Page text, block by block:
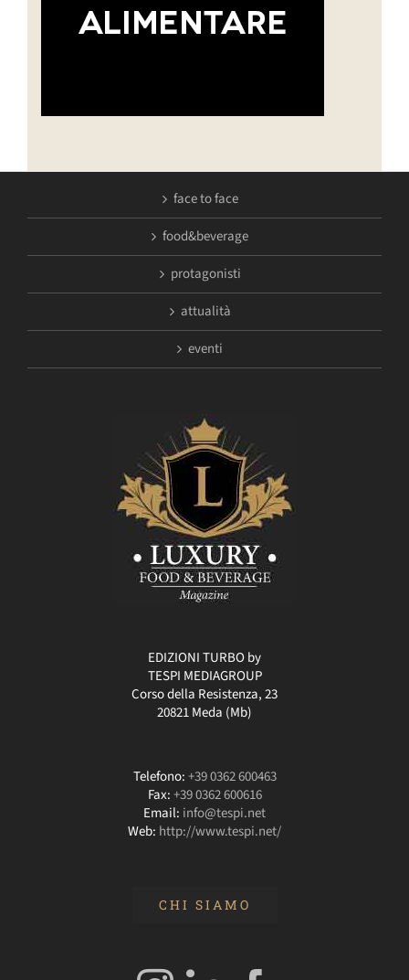
face to face
food&beverage
protagonisti
attualità
eventi
EDIZIONI TURBO by
TESPI MEDIAGROUP
Corso della Resistenza, 23
20821 Meda (Mb)
Telefono:+39 0362 600463
Fax:+39 0362 600616
Email: info@tespi.net
Web: http://www.tespi.net/
CHI SIAMO